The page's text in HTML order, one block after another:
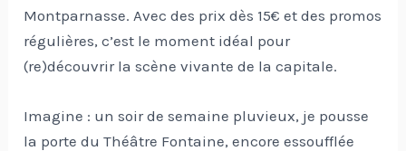
Montparnasse. Avec des prix dès 15€ et des promos
régulières, c’est le moment idéal pour
(re)découvrir la scène vivante de la capitale.
Imagine : un soir de semaine pluvieux, je pousse
la porte du Théâtre Fontaine, encore essoufflée